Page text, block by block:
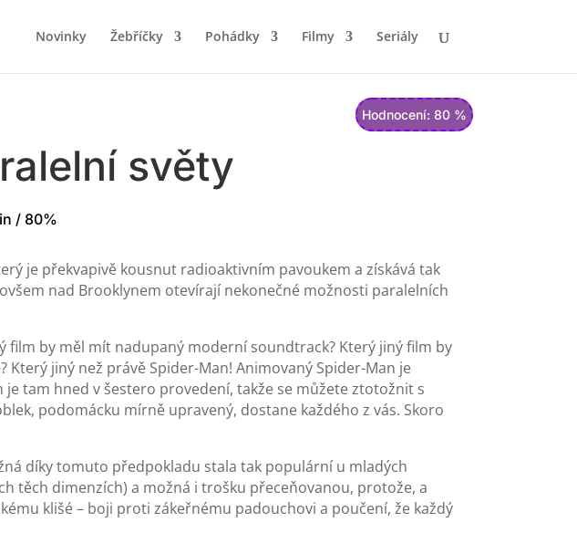
Novinky Žebříčky Pohádky Filmy Seriály
Hodnocení: 80 %
světy
/ 80%
je překvapivě kousnut radioaktivním pavoukem a získává tak
nad Brooklynem otevírají nekonečné možnosti paralelních
film by měl mít nadupaný moderní soundtrack? Který jiný film by
jiný než právě Spider-Man! Animovaný Spider-Man je
tam hned v šestero provedení, takže se můžete ztotožnit s
podomácku mírně upravený, dostane každého z vás. Skoro
díky tomuto předpokladu stala tak populární u mladých
těch dimenzích) a možná i trošku přeceňovanou, protože, a
klišé – boji proti zákeřnému padouchovi a poučení, že každý